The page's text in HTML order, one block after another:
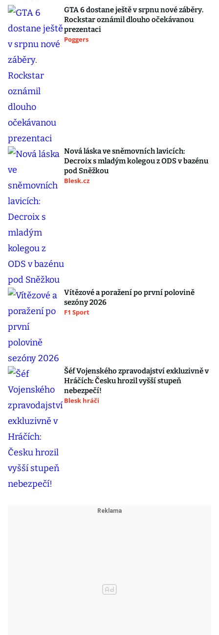
GTA 6 dostane ještě v srpnu nové záběry.
Rockstar oznámil dlouho očekávanou
prezentaci
Poggers
Nová láska ve sněmovních lavicích:
Decroix s mladým kolegou z ODS v bazénu
pod Sněžkou
Blesk.cz
Vítězové a poražení po první polovině
sezóny 2026
F1 Sport
Šéf Vojenského zpravodajství exkluzivně v
Hráčích: Česku hrozil vyšší stupeň
nebezpečí!
Blesk hráči